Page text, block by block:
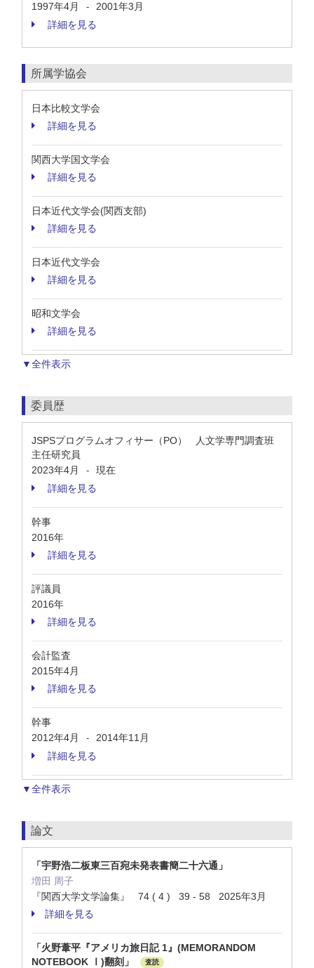
1997年4月
-
2001年3月
詳細を見る
所属学協会
日本比較文学会
詳細を見る
関西大学国文学会
詳細を見る
日本近代文学会(関西支部)
詳細を見る
日本近代文学会
詳細を見る
昭和文学会
詳細を見る
▼全件表示
委員歴
JSPSプログラムオフィサー（PO） 人文学専門調査班
主任研究員
2023年4月
-
現在
詳細を見る
幹事
2016年
詳細を見る
評議員
2016年
詳細を見る
会計監査
2015年4月
詳細を見る
幹事
2012年4月
-
2014年11月
詳細を見る
▼全件表示
論文
「宇野浩二板東三百宛未発表書簡二十六通」
増田 周子
『関西大学文学論集』 74 ( 4 ) 39 - 58 2025年3月
詳細を見る
「火野葦平『アメリカ旅日記 1』(MEMORANDOM
NOTEBOOK Ⅰ)翻刻」
査読